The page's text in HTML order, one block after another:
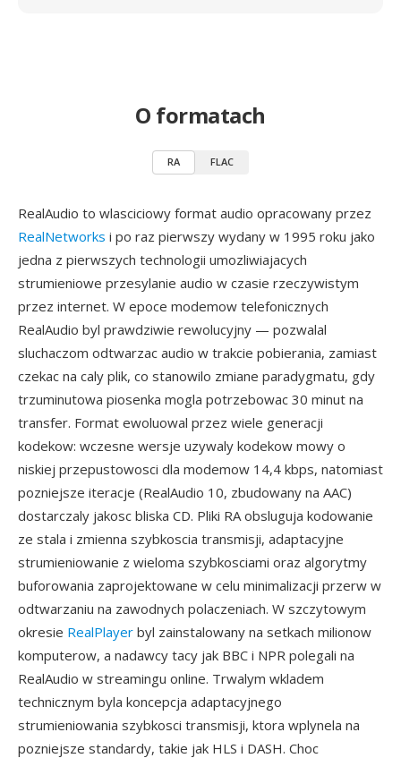
O formatach
RA FLAC
RealAudio to wlasciciowy format audio opracowany przez
RealNetworks i po raz pierwszy wydany w 1995 roku jako
jedna z pierwszych technologii umozliwiajacych
strumieniowe przesylanie audio w czasie rzeczywistym
przez internet. W epoce modemow telefonicznych
RealAudio byl prawdziwie rewolucyjny — pozwalal
sluchaczom odtwarzac audio w trakcie pobierania, zamiast
czekac na caly plik, co stanowilo zmiane paradygmatu, gdy
trzuminutowa piosenka mogla potrzebowac 30 minut na
transfer. Format ewoluowal przez wiele generacji
kodekow: wczesne wersje uzywaly kodekow mowy o
niskiej przepustowosci dla modemow 14,4 kbps, natomiast
pozniejsze iteracje (RealAudio 10, zbudowany na AAC)
dostarczaly jakosc bliska CD. Pliki RA obsluguja kodowanie
ze stala i zmienna szybkoscia transmisji, adaptacyjne
strumieniowanie z wieloma szybkosciami oraz algorytmy
buforowania zaprojektowane w celu minimalizacji przerw w
odtwarzaniu na zawodnych polaczeniach. W szczytowym
okresie RealPlayer byl zainstalowany na setkach milionow
komputerow, a nadawcy tacy jak BBC i NPR polegali na
RealAudio w streamingu online. Trwalym wkladem
technicznym byla koncepcja adaptacyjnego
strumieniowania szybkosci transmisji, ktora wplynela na
pozniejsze standardy, takie jak HLS i DASH. Choc